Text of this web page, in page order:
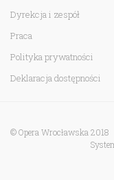
Dyrekcja i zespół
Praca
Polityka prywatności
Deklaracja dostępności
© Opera Wrocławska 2018